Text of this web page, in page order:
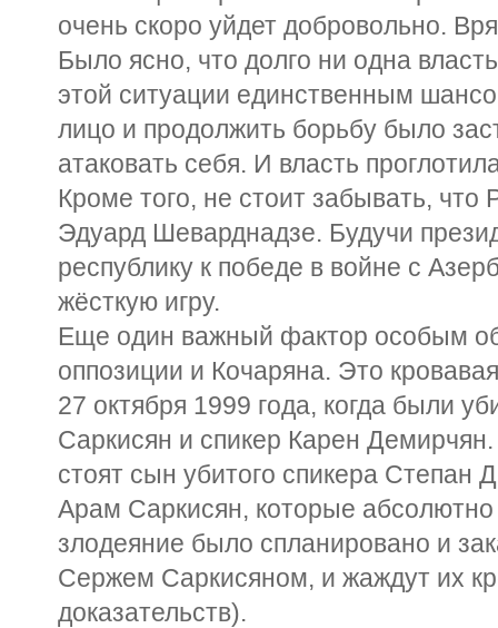
очень скоро уйдет добровольно.
Было ясно, что долго ни одна
этой ситуации единственным
лицо и продолжить борьбу было
атаковать себя. И власть
Кроме того, не стоит забывать,
Эдуард Шеварднадзе. Будучи
республику к победе в войне с
жёсткую игру.
Еще один важный фактор особым
оппозиции и Кочаряна. Это
27 октября 1999 года, когда были
Саркисян и спикер Карен
стоят сын убитого спикера Степан
Арам Саркисян, которые
злодеяние было спланировано и
Сержем Саркисяном, и жаждут их
доказательств).